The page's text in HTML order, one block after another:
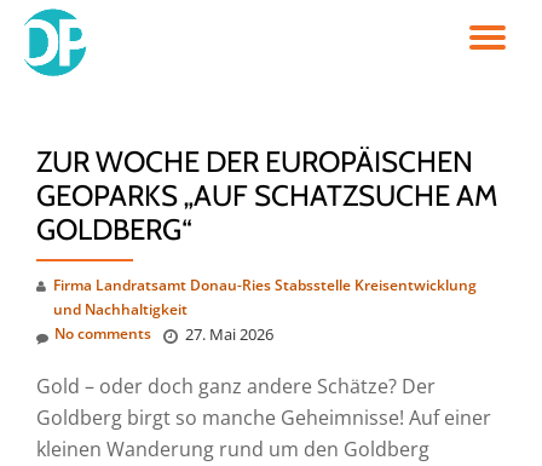
Skip
ZUR WOCHE DER EUROPÄISCHEN
GEOPARKS „AUF SCHATZSUCHE AM
GOLDBERG“
Firma Landratsamt Donau-Ries Stabsstelle Kreisentwicklung
und Nachhaltigkeit
27. Mai 2026
No comments
Gold – oder doch ganz andere Schätze? Der
Goldberg birgt so manche Geheimnisse! Auf einer
kleinen Wanderung rund um den Goldberg